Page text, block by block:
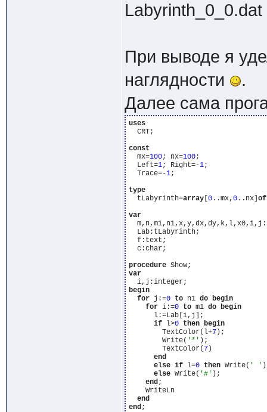
Labyrinth_0_0.dat
При выводе я
наглядности
.
Далее сама
uses
  CRT;
const
  mx=
100; nx=100;
  Left=
1; Right=-1;
  Trace=-
1;
type
  tLabyrinth=
array[ 0..mx, 0..nx] of
var
  Lab:tLabyrinth;
  f:text;
  c:char;
procedure
var
begin
for j:=0 to n1 do begin
for i:=0 to m1 do begin
      l:=Lab[i,j];
if l>0 then begin
        TextColor(l+
7);
        Write(
'*' );
        TextColor(
7)
end
else if l=0 then Write( ' ' )
else Write( '#' );
end;
    WriteLn
end
end;